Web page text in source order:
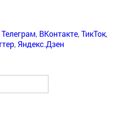
Телеграм, ВКонтакте,ТикТок,
, Яндекс.Дзен